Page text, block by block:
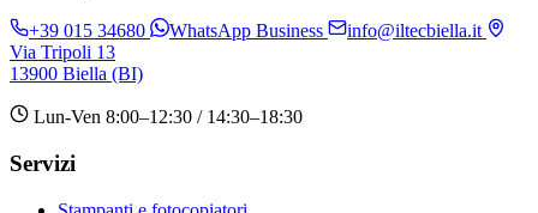
+39 015 34680 WhatsApp Business
info@iltecbiella.it
Via Tripoli 13
13900 Biella (BI)
Lun-Ven 8:00–12:30 / 14:30–18:30
Servizi